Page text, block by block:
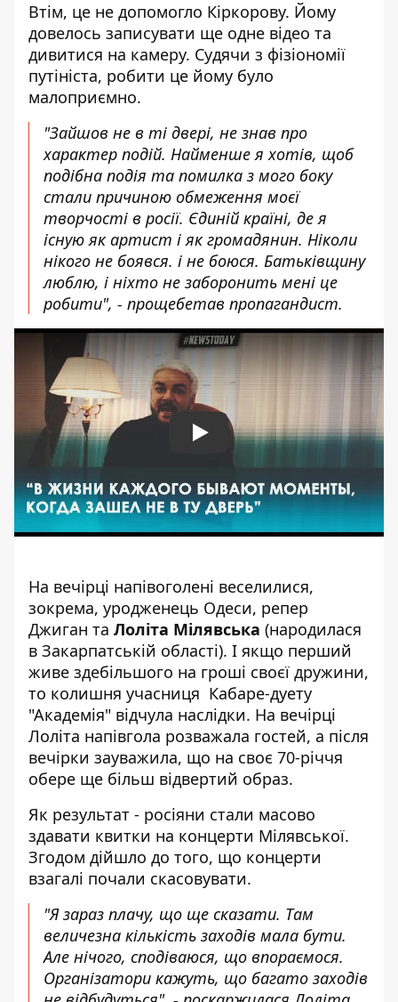
Втім, це не допомогло Кіркорову. Йому
довелось записувати ще одне відео та
дивитися на камеру. Судячи з фізіономії
путініста, робити це йому було
малоприємно.
"Зайшов не в ті двері, не знав про
характер подій. Найменше я хотів, щоб
подібна подія та помилка з мого боку
стали причиною обмеження моєї
творчості в росії. Єдиній країні, де я
існую як артист і як громадянин. Ніколи
нікого не боявся. і не боюся. Батьківщину
люблю, і ніхто не заборонить мені це
робити", - прощебетав пропагандист.
Play
На вечірці напівоголені веселилися,
зокрема, уродженець Одеси, репер
Джиган та Лоліта Мілявська (народилася
в Закарпатській області). І якщо перший
живе здебільшого на гроші своєї дружини,
то колишня учасниця Кабаре-дуету
"Академія" відчула наслідки. На вечірці
Лоліта напівгола розважала гостей, а після
вечірки зауважила, що на своє 70-річчя
обере ще більш відвертий образ.
Як результат - росіяни стали масово
здавати квитки на концерти Мілявської.
Згодом дійшло до того, що концерти
взагалі почали скасовувати.
"Я зараз плачу, що ще сказати. Там
величезна кількість заходів мала бути.
Але нічого, сподіваюся, що впораємося.
Організатори кажуть, що багато заходів